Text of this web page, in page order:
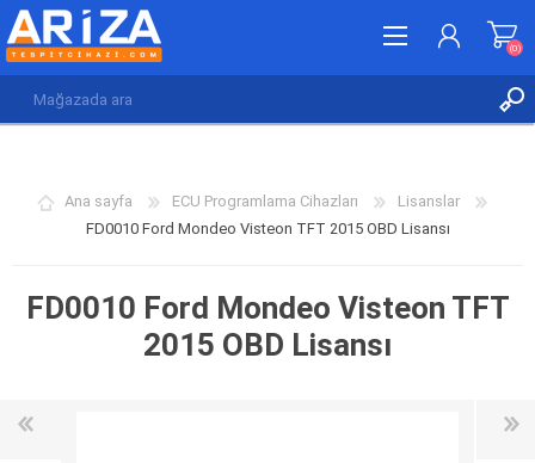
(0)
(0)
Ana sayfa ECU Programlama Cihazları
Lisanslar
FD0010 Ford Mondeo Visteon TFT 2015 OBD Lisansı
FD0010 Ford Mondeo Visteon TFT
2015 OBD Lisansı